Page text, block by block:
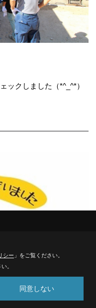
ックしました（*^_^*）
シー 」をご覧ください。
。
同意しない